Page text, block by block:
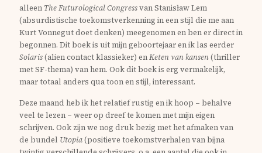
alleen The Futurological Congressvan Stanisław Lem
(absurdistische toekomstverkenning in een stijl die me aan
Kurt Vonnegut doet denken) meegenomen en ben er direct in
begonnen. Dit boek is uit mijn geboortejaar en ik las eerder
Solaris(alien contact klassieker) enKeten van kansen(thriller
met SF-thema) van hem. Ook dit boek is erg vermakelijk,
maar totaal anders qua toon en stijl, interessant.
Deze maand heb ik het relatief rustig en ik hoop – behalve
veel te lezen – weer op dreef te komen met mijn eigen
schrijven. Ook zijn we nog druk bezig met het afmaken van
de bundel Utopia(positieve toekomstverhalen van bijna